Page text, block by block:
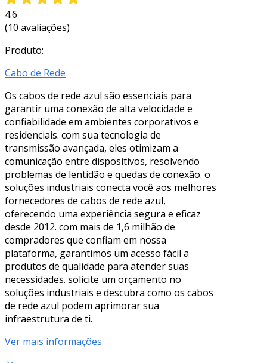
4.6
(10 avaliações)
Produto:
Cabo de Rede
Os cabos de rede azul são essenciais para
garantir uma conexão de alta velocidade e
confiabilidade em ambientes corporativos e
residenciais. com sua tecnologia de
transmissão avançada, eles otimizam a
comunicação entre dispositivos, resolvendo
problemas de lentidão e quedas de conexão. o
soluções industriais conecta você aos melhores
fornecedores de cabos de rede azul,
oferecendo uma experiência segura e eficaz
desde 2012. com mais de 1,6 milhão de
compradores que confiam em nossa
plataforma, garantimos um acesso fácil a
produtos de qualidade para atender suas
necessidades. solicite um orçamento no
soluções industriais e descubra como os cabos
de rede azul podem aprimorar sua
infraestrutura de ti.
Ver mais informações